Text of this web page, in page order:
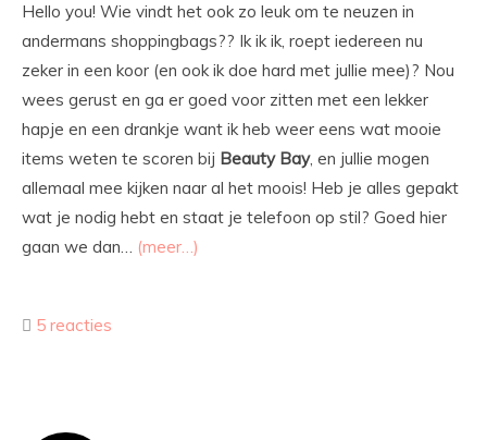
Hello you! Wie vindt het ook zo leuk om te neuzen in
andermans shoppingbags?? Ik ik ik, roept iedereen nu
zeker in een koor (en ook ik doe hard met jullie mee)? Nou
wees gerust en ga er goed voor zitten met een lekker
hapje en een drankje want ik heb weer eens wat mooie
items weten te scoren bij Beauty Bay, en jullie mogen
allemaal mee kijken naar al het moois! Heb je alles gepakt
wat je nodig hebt en staat je telefoon op stil? Goed hier
gaan we dan… (meer…)
5 reacties